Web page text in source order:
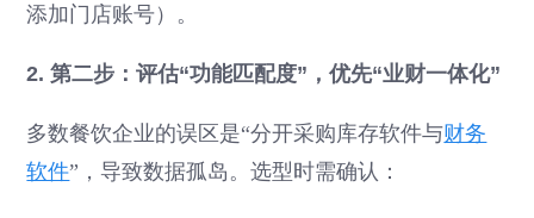
添加门店账号）。
2. 第二步：评估“功能匹配度”，优先“业财一体化”
多数餐饮企业的误区是“分开采购库存软件与财务
软件”，导致数据孤岛。选型时需确认：